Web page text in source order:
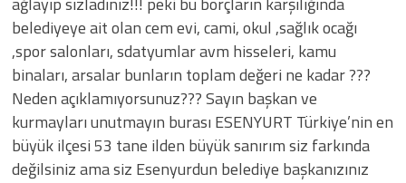
belediyeye ait olan cem evi, cami, okul ,sağlık ocağı
,spor salonları, sdatyumlar avm hisseleri, kamu
binaları, arsalar bunların toplam değeri ne kadar ???
Neden açıklamıyorsunuz??? Sayın başkan ve
kurmayları unutmayın burası ESENYURT Türkiye’nin en
büyük ilçesi 53 tane ilden büyük sanırım siz farkında
değilsiniz ama siz Esenyurdun belediye başkanızınız